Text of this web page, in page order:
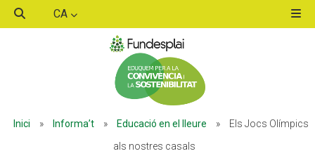
CA
Inici » Informa’t » Educació en el lleure »
Els Jocs Olímpics
als nostres casals
ACTIVITATS D'ESTIU
MÓN ESCOLAR